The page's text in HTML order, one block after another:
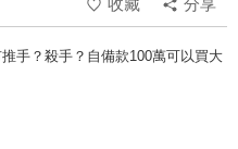
收藏
分享
手？殺手？自備款100萬可以買大